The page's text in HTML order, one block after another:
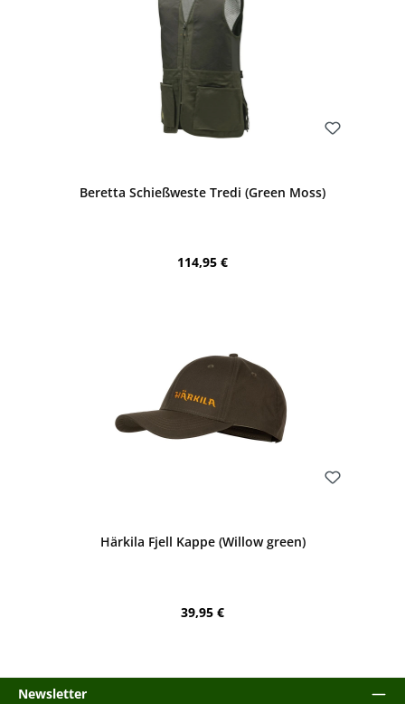
Beretta Schießweste Tredi (Green Moss)
Regulärer Preis:
114,95 €
Härkila Fjell Kappe (Willow green)
Regulärer Preis:
39,95 €
Newsletter